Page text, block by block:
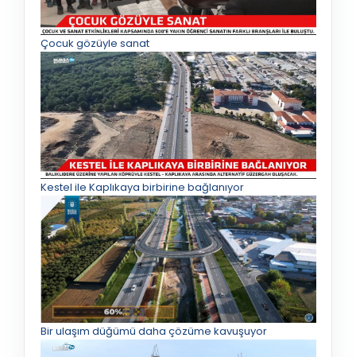
Çocuk gözüyle sanat
Kestel ile Kaplıkaya birbirine bağlanıyor
Bir ulaşım düğümü daha çözüme kavuşuyor